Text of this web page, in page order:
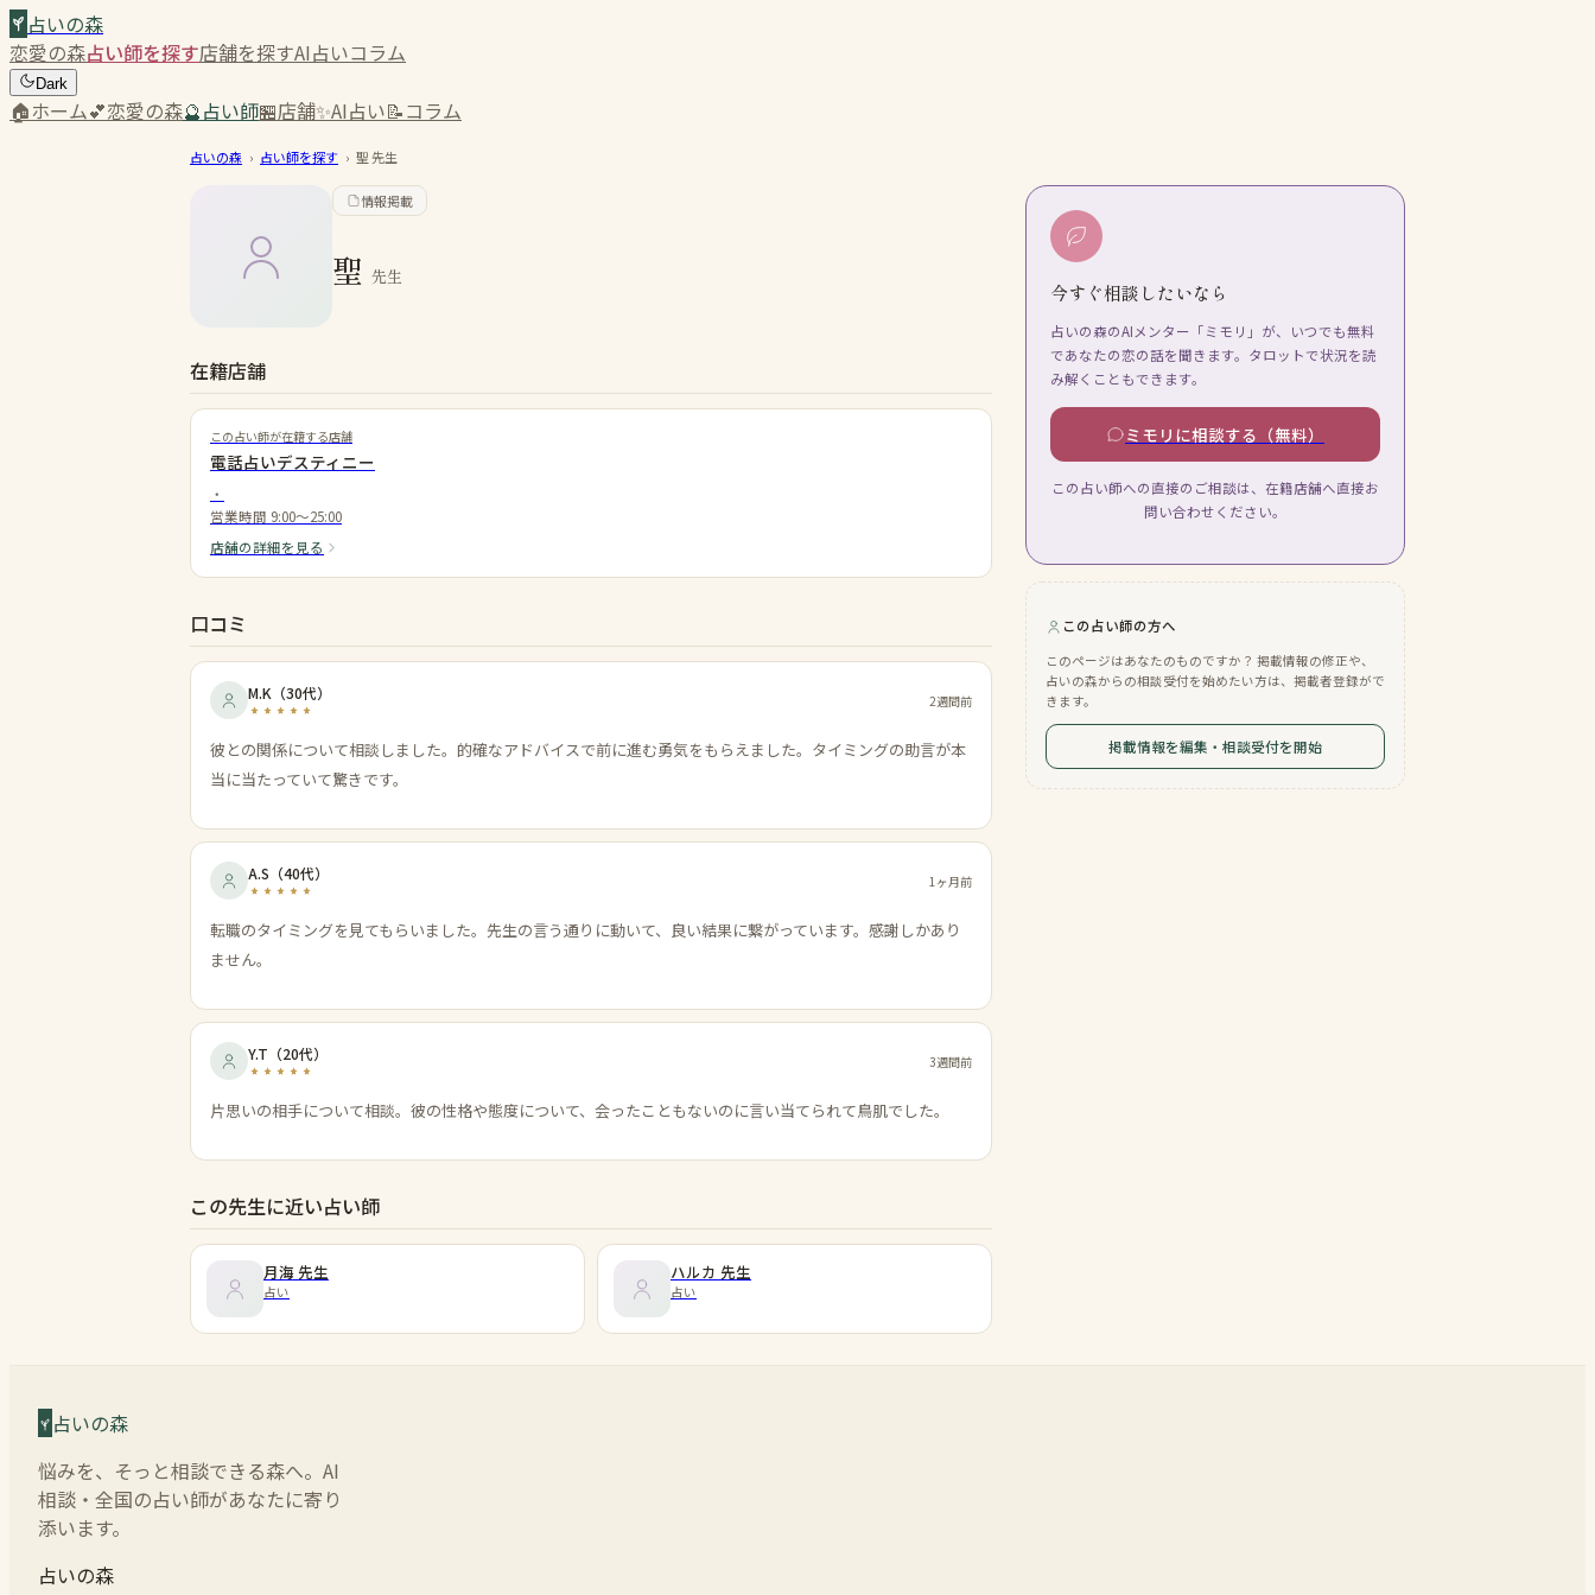
占いの森
恋愛の森占い師を探す店舗を探すAI占いコラム
Dark
🏠ホーム💕恋愛の森🔮占い師🏪店舗✨AI占い📝コラム
占いの森 › 占い師を探す › 聖先生
情報掲載
聖 先生
在籍店舗
この占い師が在籍する店舗
電話占いデスティニー
・
営業時間 9:00～25:00
店舗の詳細を見る
口コミ
M.K （30代） 2週間前
彼との関係について相談しました。的確なアドバイスで前に進む勇気をもらえました。タイミングの助言が本
当に当たっていて驚きです。
A.S （40代） 1ヶ月前
転職のタイミングを見てもらいました。先生の言う通りに動いて、良い結果に繋がっています。感謝しかあり
ません。
Y.T （20代） 3週間前
片思いの相手について相談。彼の性格や態度について、会ったこともないのに言い当てられて鳥肌でした。
この先生に近い占い師
月海 先生
占い
ハルカ 先生
占い
今すぐ相談したいなら
占いの森のAIメンター「ミモリ」が、いつでも無料
であなたの恋の話を聞きます。タロットで状況を読
み解くこともできます。
ミモリに相談する（無料）
この占い師への直接のご相談は、在籍店舗へ直接お
問い合わせください。
この占い師の方へ
このページはあなたのものですか？ 掲載情報の修正や、
占いの森からの相談受付を始めたい方は、掲載者登録がで
きます。
掲載情報を編集・相談受付を開始
占いの森
悩みを、そっと相談できる森へ。AI
相談・全国の占い師があなたに寄り
添います。
占いの森